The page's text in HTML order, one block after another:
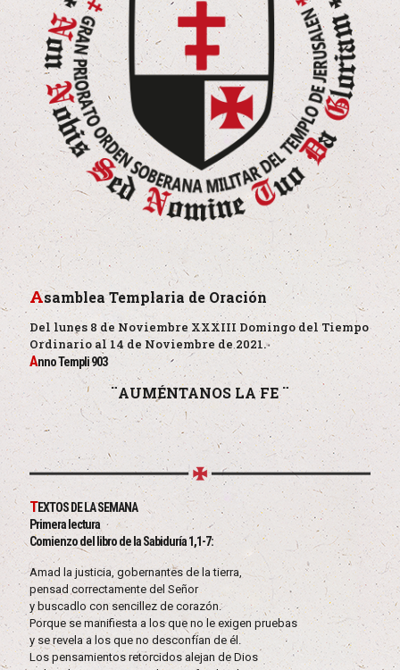
Asamblea Templaria de Oración
Del lunes 8 de Noviembre XXXIII Domingo del Tiempo
Ordinario al 14 de Noviembre de 2021.
Anno Templi 903
¨AUMÉNTANOS LA FE ¨
TEXTOS DE LA SEMANA
Primera lectura
Comienzo del libro de la Sabiduría 1,1-7:
Amad la justicia, gobernantes de la tierra,
pensad correctamente del Señor
y buscadlo con sencillez de corazón.
Porque se manifiesta a los que no le exigen pruebas
y se revela a los que no desconfían de él.
Los pensamientos retorcidos alejan de Dios